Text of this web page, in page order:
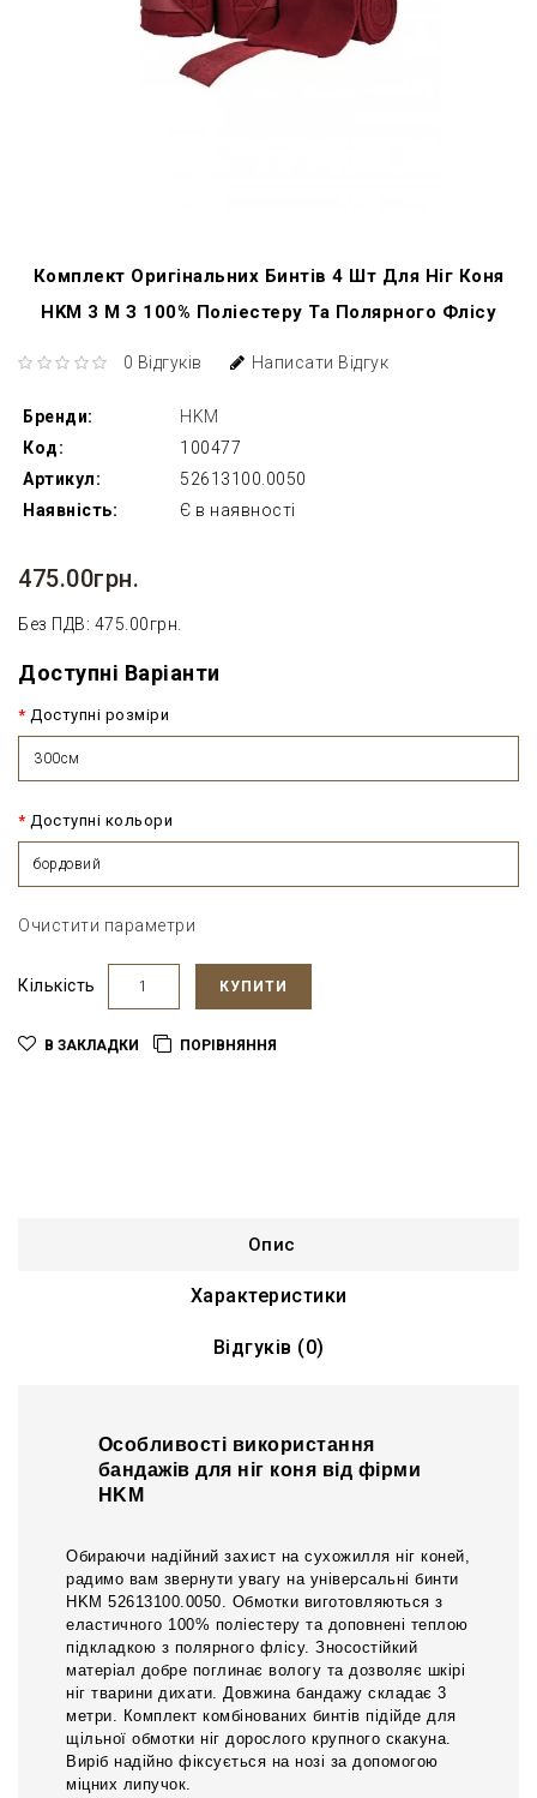
Комплект Оригінальних Бинтів 4 Шт Для Ніг Коня
HKМ 3 М З 100% Поліестеру Та Полярного Флісу
0 Відгуків Написати Відгук
Бренди:
HKM
Код:
100477
Артикул:
52613100.0050
Наявність:
Є в наявності
475.00грн.
Без ПДВ: 475.00грн.
Доступні Варіанти
Доступні розміри
300см
Доступні кольори
бордовий
Очистити параметри
Кількість КУПИТИ
В ЗАКЛАДКИ ПОРІВНЯННЯ
Опис
Характеристики
Відгуків (0)
Особливості використання
бандажів для ніг коня від фірми
HKМ
Обираючи надійний захист на сухожилля ніг коней,
радимо вам звернути увагу на універсальні бинти
HKМ 52613100.0050. Обмотки виготовляються з
еластичного 100% поліестеру та доповнені теплою
підкладкою з полярного флісу. Зносостійкий
матеріал добре поглинає вологу та дозволяє шкірі
ніг тварини дихати. Довжина бандажу складає 3
метри. Комплект комбінованих бинтів підійде для
щільної обмотки ніг дорослого крупного скакуна.
Виріб надійно фіксується на нозі за допомогою
міцних липучок.